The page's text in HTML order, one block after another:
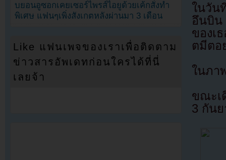
ในวัน
อึนบิน
ของเ
ตมีตอ
ในภา
ขณะเ
3 กันย
บยอนอูซอกเคยเซอร์ไพรส์ไอยูด้วยเค้กสั่งทำ
พิเศษ แฟนๆเพิ่งสังเกตหลังผ่านมา 3 เดือน
Like แฟนเพจของเราเพื่อติดตาม
ข่าวสารอัพเดทก่อนใครได้ที่นี่
เลยจ้า